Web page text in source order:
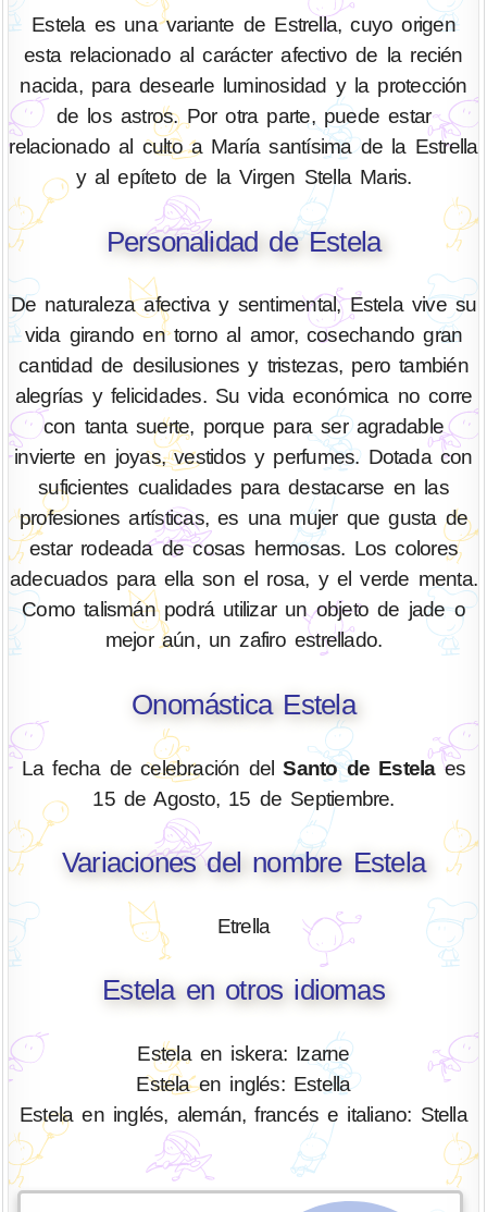
Estela es una variante de Estrella, cuyo origen
esta relacionado al carácter afectivo de la recién
nacida, para desearle luminosidad y la protección
de los astros. Por otra parte, puede estar
relacionado al culto a María santísima de la Estrella
y al epíteto de la Virgen Stella Maris.
Personalidad de Estela
De naturaleza afectiva y sentimental, Estela vive su
vida girando en torno al amor, cosechando gran
cantidad de desilusiones y tristezas, pero también
alegrías y felicidades. Su vida económica no corre
con tanta suerte, porque para ser agradable
invierte en joyas, vestidos y perfumes. Dotada con
suficientes cualidades para destacarse en las
profesiones artísticas, es una mujer que gusta de
estar rodeada de cosas hermosas. Los colores
adecuados para ella son el rosa, y el verde menta.
Como talismán podrá utilizar un objeto de jade o
mejor aún, un zafiro estrellado.
Onomástica Estela
La fecha de celebración delSanto de Estelaes
15 de Agosto, 15 de Septiembre.
Variaciones del nombre Estela
Etrella
Estela en otros idiomas
Estela en iskera: Izarne
Estela en inglés: Estella
Estela en inglés, alemán, francés e italiano: Stella